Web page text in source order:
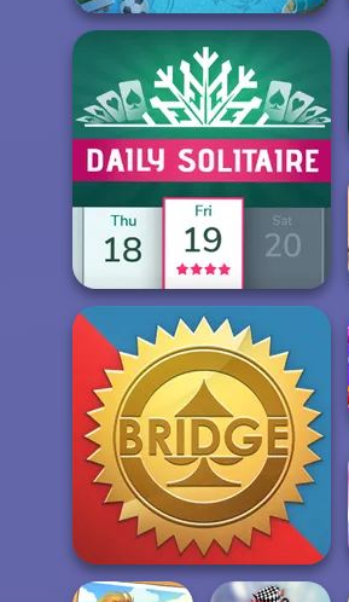
Mahjongg Toy Chest
Daily Solitaire